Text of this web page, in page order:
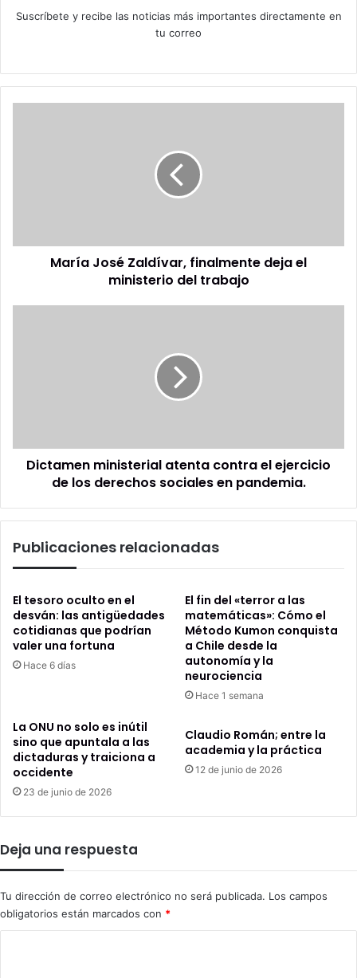
Suscríbete y recibe las noticias más importantes directamente en
tu correo
trabajo
María José Zaldívar, finalmente deja el
ministerio del trabajo
derechos
sociales
Dictamen ministerial atenta contra el ejercicio
de los derechos sociales en pandemia.
Publicaciones relacionadas
El tesoro oculto en el
desván: las antigüedades
cotidianas que podrían
valer una fortuna
Hace 6 días
El fin del «terror a las
matemáticas»: Cómo el
Método Kumon conquista
a Chile desde la
autonomía y la
neurociencia
Hace 1 semana
La ONU no solo es inútil
sino que apuntala a las
dictaduras y traiciona a
occidente
23 de junio de 2026
Claudio Román; entre la
academia y la práctica
12 de junio de 2026
Deja una respuesta
Tu dirección de correo electrónico no será publicada. Los campos
obligatorios están marcados con *